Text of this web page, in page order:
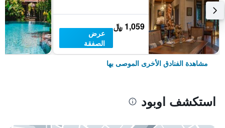
1,059 ﷼
عرض
الصفقة
مشاهدة الفنادق الأخرى الموصى بها
استكشف اوبود